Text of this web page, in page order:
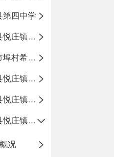
第四中学
沂源县悦庄镇中心小学
淄博市埠村希望小学
沂源县悦庄镇青龙山小学
沂源县悦庄镇鲍庄完小
沂源县悦庄镇赵庄小学
况